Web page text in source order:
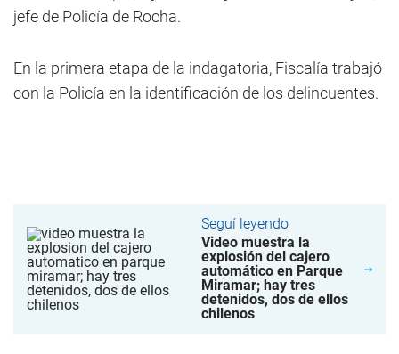
jefe de Policía de Rocha.
En la primera etapa de la indagatoria, Fiscalía trabajó
con la Policía en la identificación de los delincuentes.
Seguí leyendo
Video muestra la
explosión del cajero
automático en Parque
Miramar; hay tres
detenidos, dos de ellos
chilenos